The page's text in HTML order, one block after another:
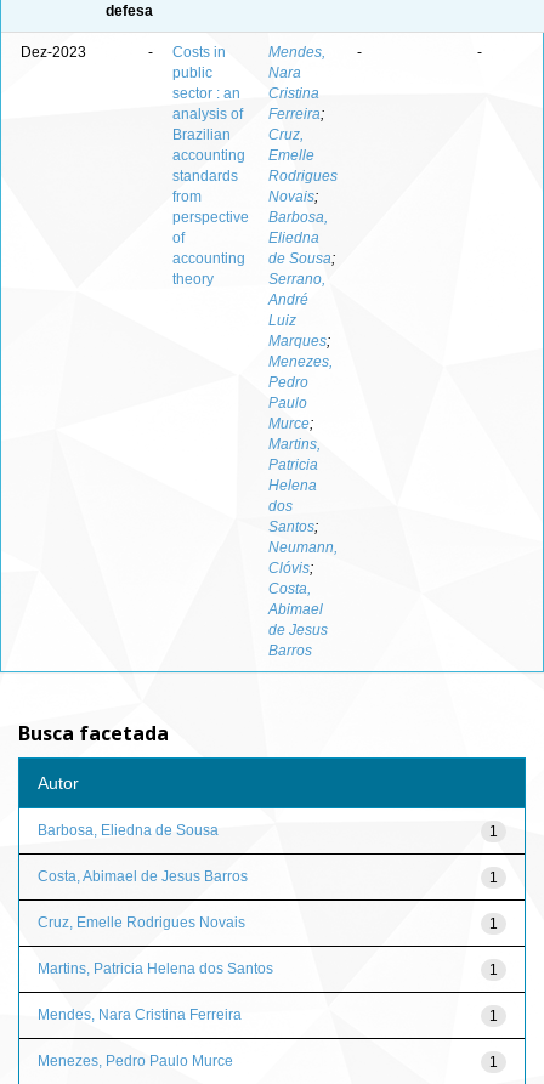
defesa
Dez-2023 -
Costs in
public
sector : an
analysis of
Brazilian
accounting
standards
from
perspective
of
accounting
theory
Mendes,
Nara
Cristina
Ferreira;
Cruz,
Emelle
Rodrigues
Novais;
Barbosa,
Eliedna
de Sousa;
Serrano,
André
Luiz
Marques;
Menezes,
Pedro
Paulo
Murce;
Martins,
Patricia
Helena
dos
Santos;
Neumann,
Clóvis;
Costa,
Abimael
de Jesus
Barros
- -
Busca facetada
Autor
1
Barbosa, Eliedna de Sousa
1
Costa, Abimael de Jesus Barros
1
Cruz, Emelle Rodrigues Novais
1
Martins, Patricia Helena dos Santos
1
Mendes, Nara Cristina Ferreira
1
Menezes, Pedro Paulo Murce